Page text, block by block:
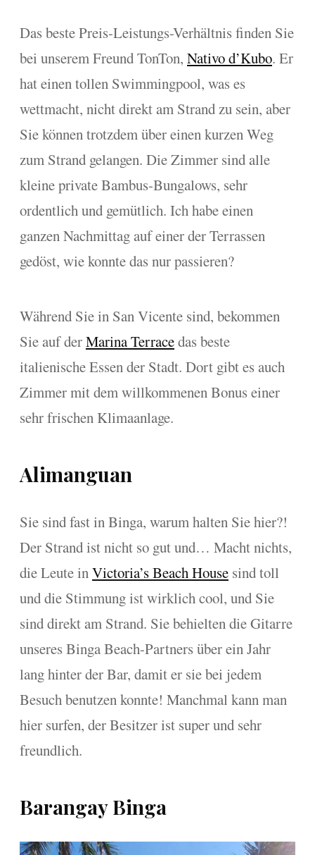
Das beste Preis-Leistungs-Verhältnis finden Sie
bei unserem Freund TonTon, Nativo d’Kubo. Er
hat einen tollen Swimmingpool, was es
wettmacht, nicht direkt am Strand zu sein, aber
Sie können trotzdem über einen kurzen Weg
zum Strand gelangen. Die Zimmer sind alle
kleine private Bambus-Bungalows, sehr
ordentlich und gemütlich. Ich habe einen
ganzen Nachmittag auf einer der Terrassen
gedöst, wie konnte das nur passieren?
Während Sie in San Vicente sind, bekommen
Sie auf derMarina Terracedas beste
italienische Essen der Stadt. Dort gibt es auch
Zimmer mit dem willkommenen Bonus einer
sehr frischen Klimaanlage.
Alimanguan
Sie sind fast in Binga, warum halten Sie hier?!
Der Strand ist nicht so gut und… Macht nichts,
die Leute in Victoria’s Beach House sind toll
und die Stimmung ist wirklich cool, und Sie
sind direkt am Strand. Sie behielten die Gitarre
unseres Binga Beach-Partners über ein Jahr
lang hinter der Bar, damit er sie bei jedem
Besuch benutzen konnte! Manchmal kann man
hier surfen, der Besitzer ist super und sehr
freundlich.
Barangay Binga